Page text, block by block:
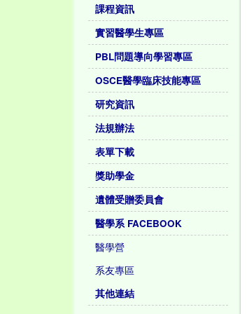
課程資訊
實習醫學生專區
PBL問題導向學習專區
OSCE醫學臨床技能專區
研究資訊
法規辦法
表單下載
獎助學金
遺體受贈委員會
醫學系 FACEBOOK
醫學營
系友專區
其他連結